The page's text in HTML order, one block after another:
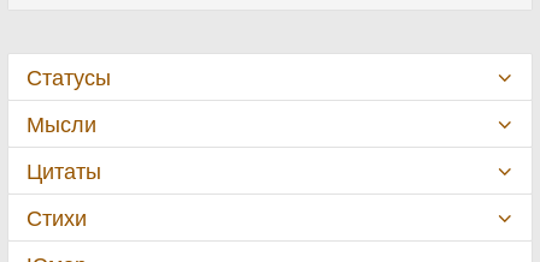
Статусы
Мысли
Цитаты
Стихи